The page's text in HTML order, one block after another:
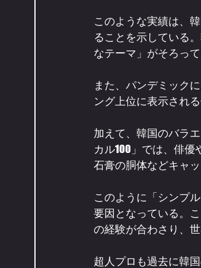
このような実績は、
ることを示している
なテーマ」がそろっ
また、パンデミック
ング上位に表示され
加えて、韓国のバラ
カル100」では、俳優
石膏の胴体などキャ
このように「シンプ
要因となっている。
の経験が合わさり、
超人プロも過去に韓